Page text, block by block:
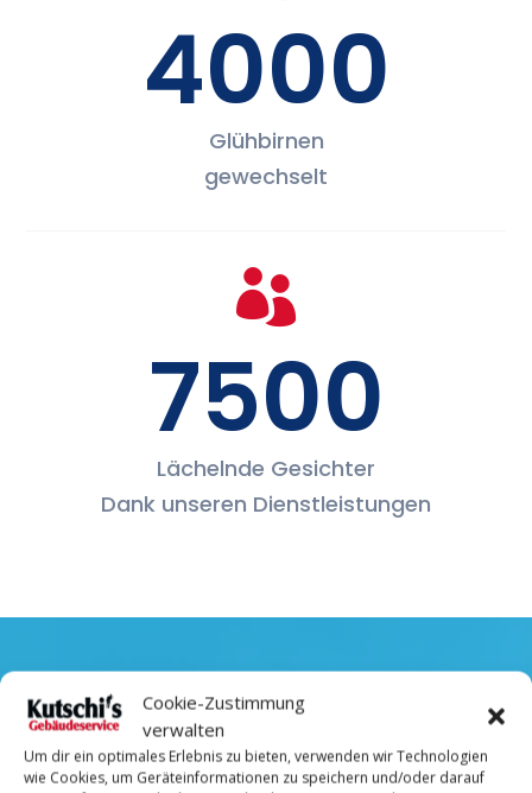
Cookie-Zustimmung
verwalten
Um dir ein optimales Erlebnis zu bieten, verwenden wir Technologien
wie Cookies, um Geräteinformationen zu speichern und/oder darauf
4000
Glühbirnen
gewechselt

7500
Lächelnde Gesichter
Dank unseren Dienstleistungen
Warum Sie sich für uns entscheiden
sollten